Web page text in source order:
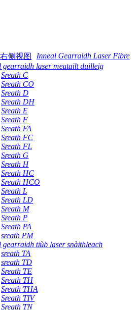
Inneal Gearraidh Laser Fibre
gearraidh laser meatailt duilleig
Sreath C
Sreath CO
Sreath D
Sreath DH
Sreath E
Sreath F
Sreath FA
Sreath FC
Sreath FL
Sreath G
Sreath H
Sreath HC
Sreath HCO
Sreath L
Sreath LD
Sreath M
Sreath P
Sreath PA
sreath PM
gearraidh tiùb laser snàithleach
sreath TA
sreath TD
Sreath TE
Sreath TH
Sreath THA
Sreath TIV
Sreath TN